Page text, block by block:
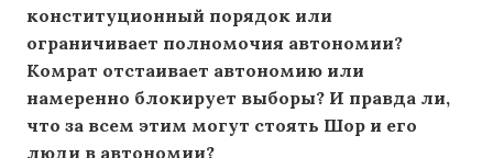
конституционный порядок или
ограничивает полномочия автономии?
Комрат отстаивает автономию или
намеренно блокирует выборы? И правда ли,
что за всем этим могут стоять Шор и его
люди в автономии?